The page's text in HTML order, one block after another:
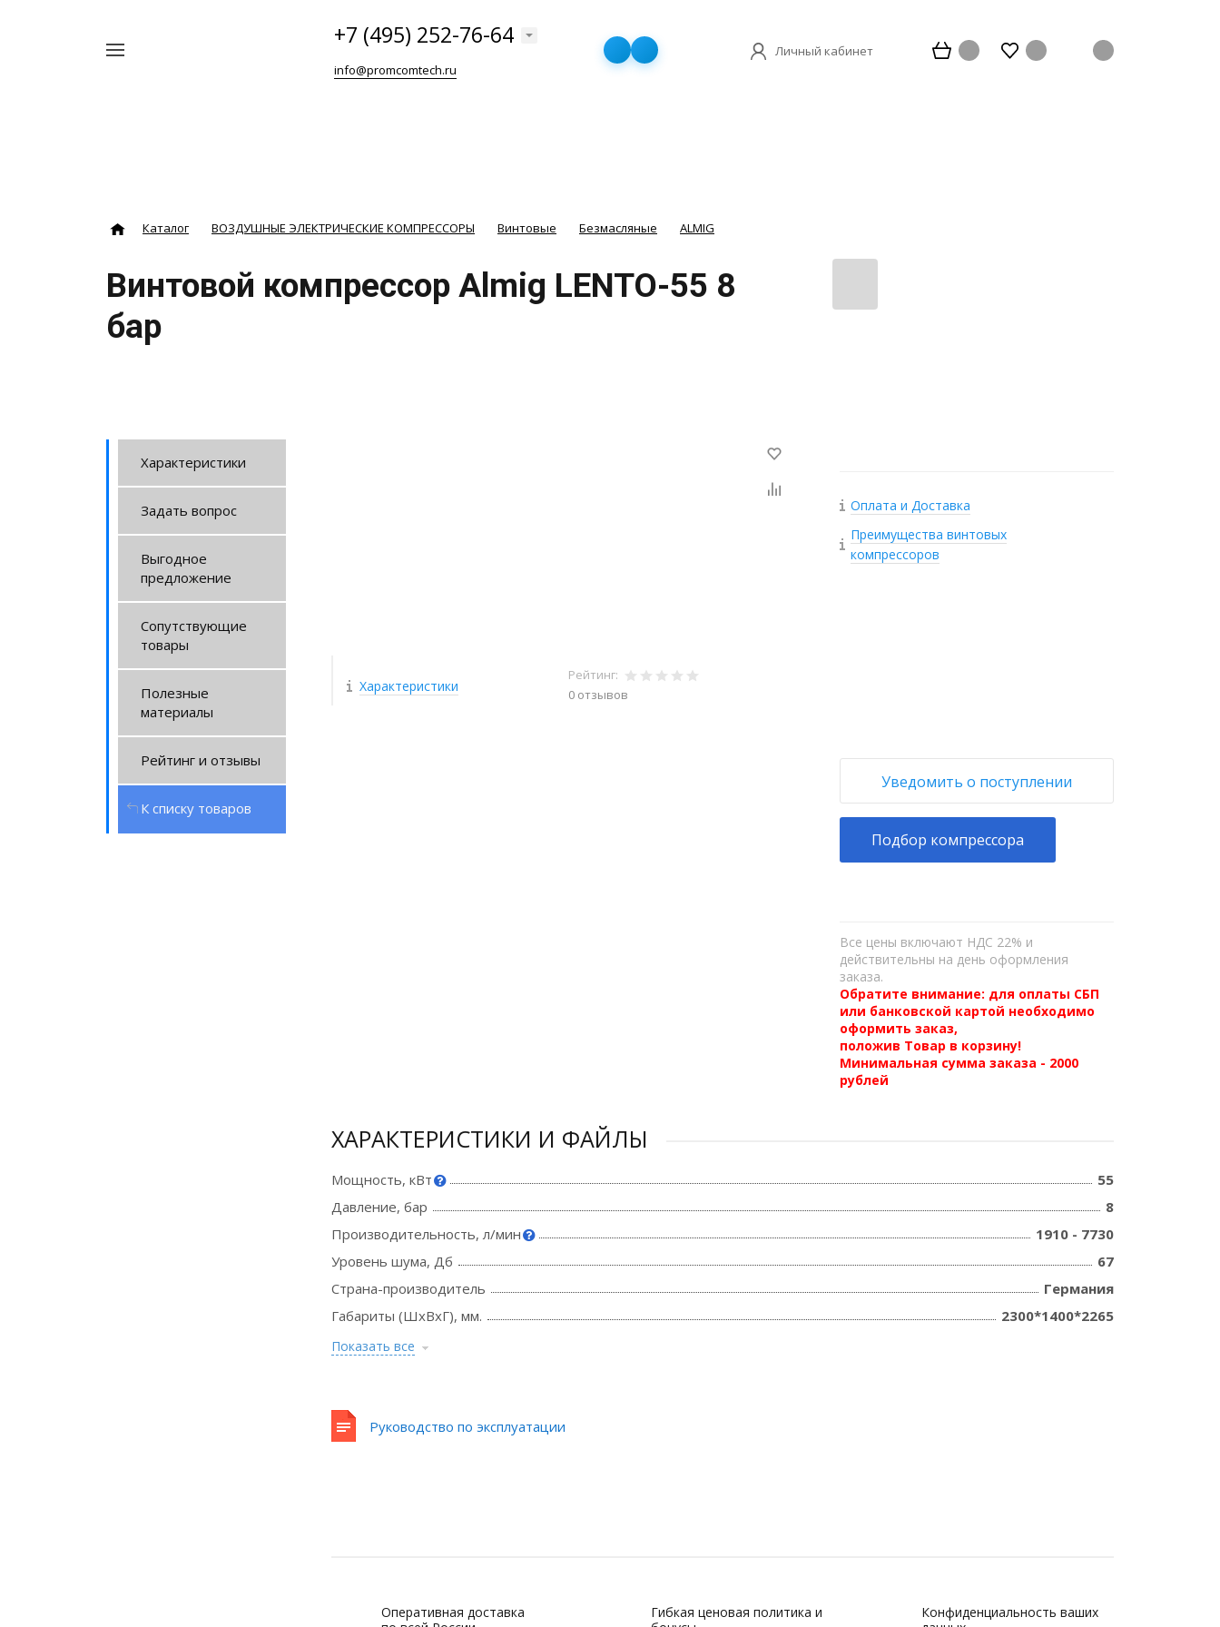
+7 (495) 252-76-64
info@promcomtech.ru
Личный кабинет
Каталог ВОЗДУШНЫЕ ЭЛЕКТРИЧЕСКИЕ КОМПРЕССОРЫ Винтовые Безмасляные ALMIG
Винтовой компрессор Almig LENTO-55 8
бар
Характеристики
Задать вопрос
Выгодное
предложение
Сопутствующие
товары
Полезные
материалы
Рейтинг и отзывы
К списку товаров
Характеристики
Рейтинг:
0 отзывов
Оплата и Доставка
Преимущества винтовых
компрессоров
Уведомить о поступлении
Подбор компрессора
Все цены включают НДС 22% и
действительны на день оформления
заказа.
Обратите внимание: для оплаты СБП
или банковской картой необходимо
оформить заказ,
положив Товар в корзину!
Минимальная сумма заказа - 2000
рублей
ХАРАКТЕРИСТИКИ И ФАЙЛЫ
Мощность, кВт
55
Давление, бар
8
Производительность, л/мин
1910 - 7730
Уровень шума, Дб
67
Страна-производитель
Германия
Габариты (ШхВхГ), мм.
2300*1400*2265
Показать все
Руководство по эксплуатации
Оперативная доставка
Гибкая ценовая политика и
Конфиденциальность ваших